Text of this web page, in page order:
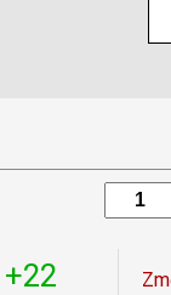
+22